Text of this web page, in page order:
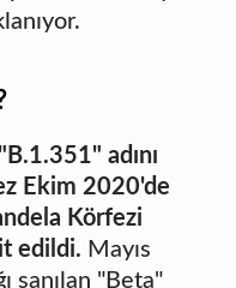
adını
Ekim 2020'de
Körfezi
edildi. Mayıs
sanılan "Beta"